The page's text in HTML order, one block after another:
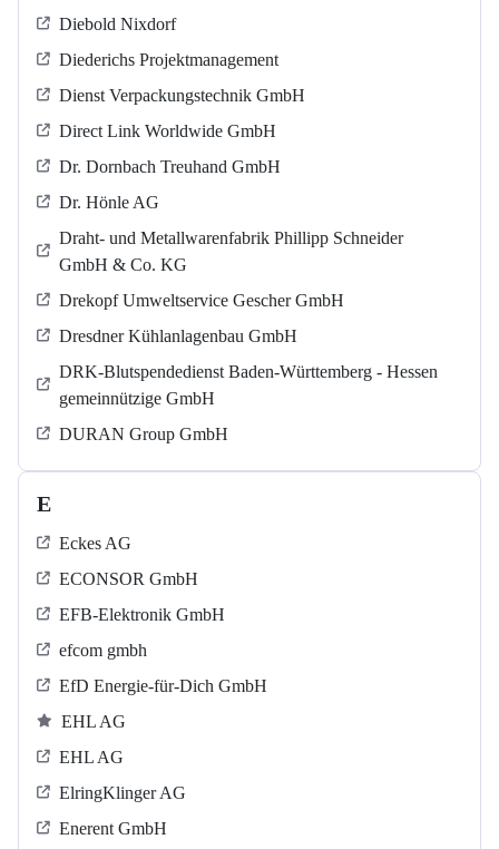
Diebold Nixdorf
Diederichs Projektmanagement
Dienst Verpackungstechnik GmbH
Direct Link Worldwide GmbH
Dr. Dornbach Treuhand GmbH
Dr. Hönle AG
Draht- und Metallwarenfabrik Phillipp Schneider
GmbH & Co. KG
Drekopf Umweltservice Gescher GmbH
Dresdner Kühlanlagenbau GmbH
DRK-Blutspendedienst Baden-Württemberg - Hessen
gemeinnützige GmbH
DURAN Group GmbH
E
Eckes AG
ECONSOR GmbH
EFB-Elektronik GmbH
efcom gmbh
EfD Energie-für-Dich GmbH
EHL AG
EHL AG
ElringKlinger AG
Enerent GmbH